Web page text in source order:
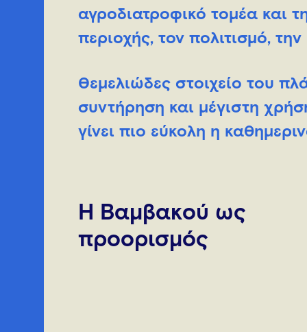
αγροδιατροφικό τομέα και
περιοχής, τον πολιτισμό,
Θεμελιώδες στοιχείο του
συντήρηση και μέγιστη
γίνει πιο εύκολη η
Η Βαμβακού ως
προορισμός